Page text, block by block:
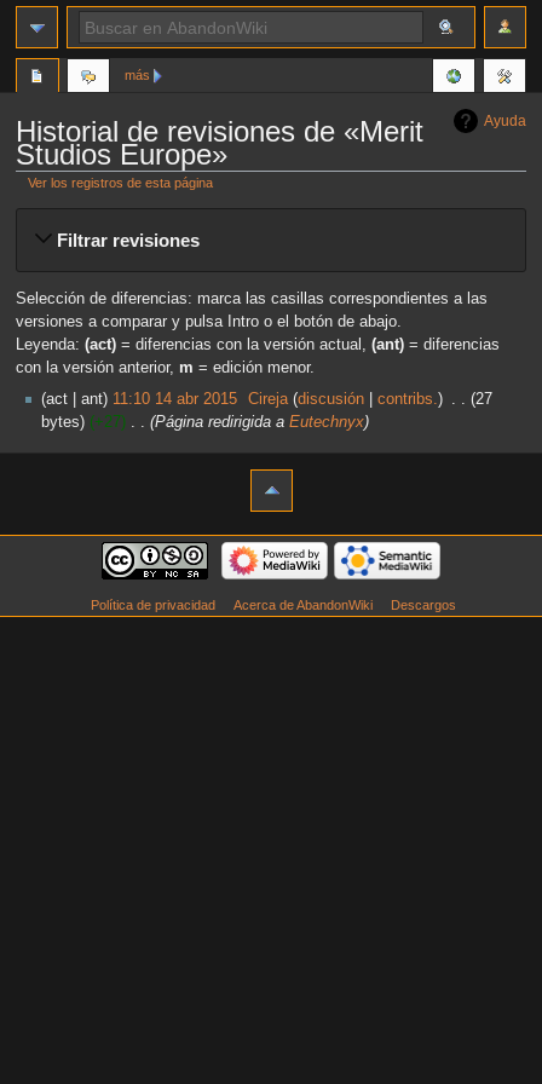
Ayuda
Historial de revisiones de «Merit
Studios Europe»
Ver los registros de esta página
Filtrar revisiones
Selección de diferencias: marca las casillas correspondientes a las
versiones a comparar y pulsa Intro o el botón de abajo.
Leyenda: (act)= diferencias con la versión actual, (ant)= diferencias
con la versión anterior, m = edición menor.
act
ant 11:10 14 abr 2015 Cireja discusión contribs.
27
bytes
+27 Página redirigida a Eutechnyx
más
Política de privacidad Acerca de AbandonWiki Descargos